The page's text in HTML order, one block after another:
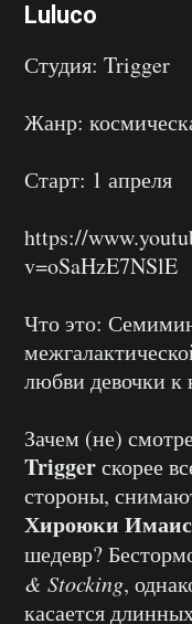
Luluco
Студия: Trigger
Жанр:
Старт: 1 апреля
https://
v=oSaHzE7NSlE
Что это:
любви девочки к
Зачем (не)
Triggerскорее
стороны,
Хироюки
шедевр?
& Stocking,
касается